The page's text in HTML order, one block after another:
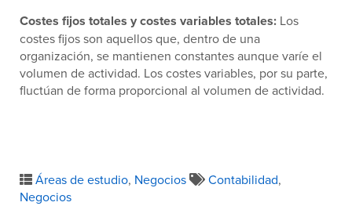
Costes fijos totales y costes variables totales: Los
costes fijos son aquellos que, dentro de una
organización, se mantienen constantes aunque varíe el
volumen de actividad. Los costes variables, por su parte,
fluctúan de forma proporcional al volumen de actividad.
Áreas de estudio, Negocios Contabilidad,
Negocios